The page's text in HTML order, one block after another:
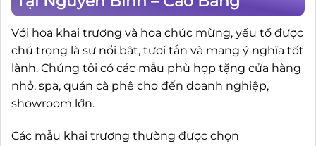
Với hoa khai trương và hoa chúc mừng, yếu tố được
chú trọng là sự nổi bật, tươi tắn và mang ý nghĩa tốt
lành. Chúng tôi có các mẫu phù hợp tặng cửa hàng
nhỏ, spa, quán cà phê cho đến doanh nghiệp,
showroom lớn.
Các mẫu khai trương thường được chọn